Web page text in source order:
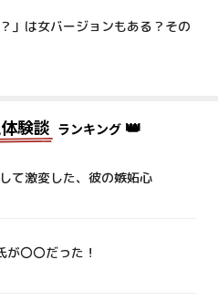
」は女バージョンもある？その
験談 ランキング 👑
て激変した、彼の嫉妬心
〇〇だった！